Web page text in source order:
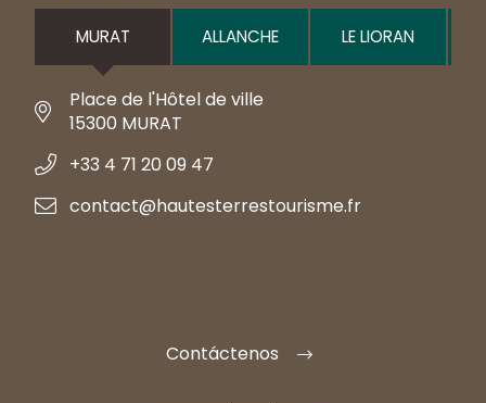
MURAT ALLANCHE LE LIORAN
Place de l'Hôtel de ville
15300 MURAT
+33 4 71 20 09 47
contact@hautesterrestourisme.fr
Contáctenos